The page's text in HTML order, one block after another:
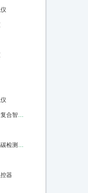
检测仪
报警仪
器